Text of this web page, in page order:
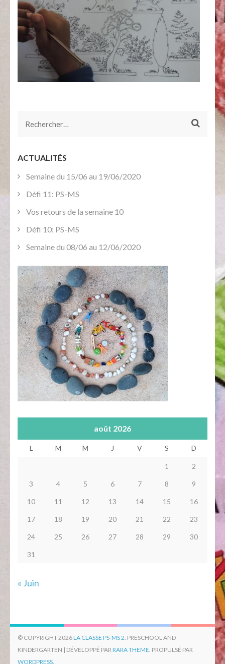
Rechercher :
ACTUALITÉS
Semaine du 15/06 au 19/06/2020
Défi 11: PS-MS
Vos retours de la semaine 10
Défi 10: PS-MS
Semaine du 08/06 au 12/06/2020
août 2026
L M M J V S D
1 2
3 4 5 6 7 8 9
10 11 12 13 14 15 16
17 18 19 20 21 22 23
24 25 26 27 28 29 30
31
« Juin
© COPYRIGHT 2026LA CLASSE PS-MS 2. PRESCHOOL AND
KINDERGARTEN | DÉVELOPPÉ PARRARA THEME. PROPULSÉ PAR
WORDPRESS.